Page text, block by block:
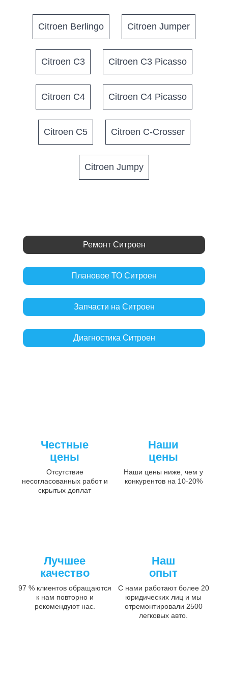
Citroen Berlingo Citroen Jumper
Citroen C3 Citroen C3 Picasso
Citroen C4 Citroen C4 Picasso
Citroen C5 Citroen C-Crosser
Citroen Jumpy
Ремонт Ситроен
Плановое ТО Ситроен
Запчасти на Ситроен
Диагностика Ситроен
Честные
цены
Отсутствие
несогласованных работ и
скрытых доплат
Наши
цены
Наши цены ниже, чем у
конкурентов на 10-20%
Лучшее
качество
97 % клиентов обращаются
к нам повторно и
рекомендуют нас.
Наш
опыт
С нами работают более 20
юридических лиц и мы
отремонтировали 2500
легковых авто.